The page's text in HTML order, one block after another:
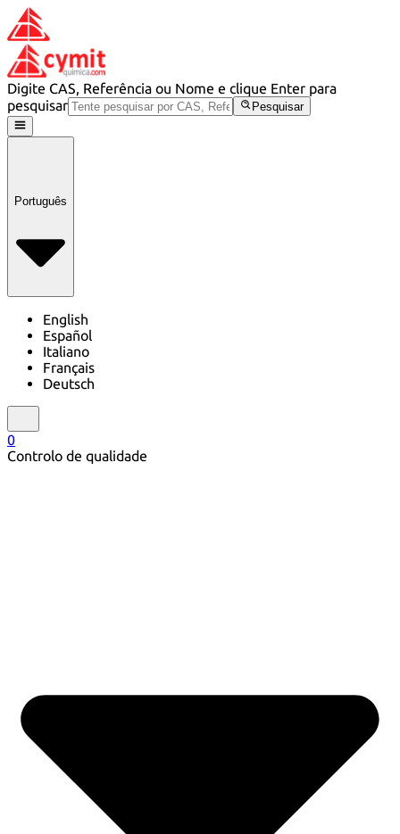
Digite CAS, Referência ou Nome e clique Enter para
pesquisar
Pesquisar
Português
English
Español
Italiano
Français
Deutsch
0
Controlo de qualidade